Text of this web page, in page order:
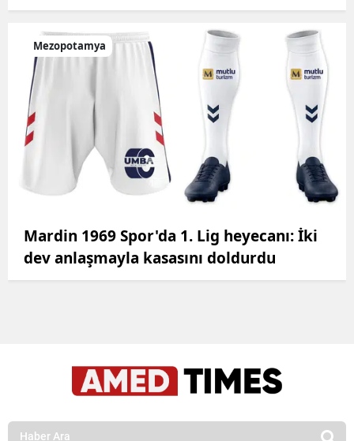
Mezopotamya
Mardin 1969 Spor'da 1. Lig heyecanı: İki
dev anlaşmayla kasasını doldurdu